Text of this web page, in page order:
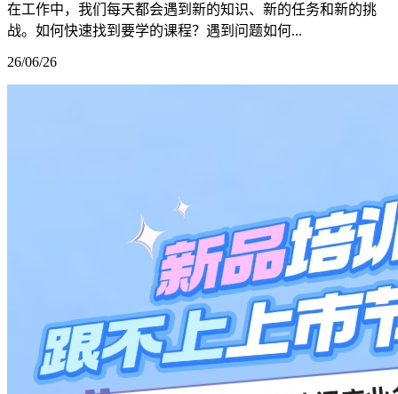
在工作中，我们每天都会遇到新的知识、新的任务和新的挑
战。如何快速找到要学的课程？遇到问题如何...
26/06/26